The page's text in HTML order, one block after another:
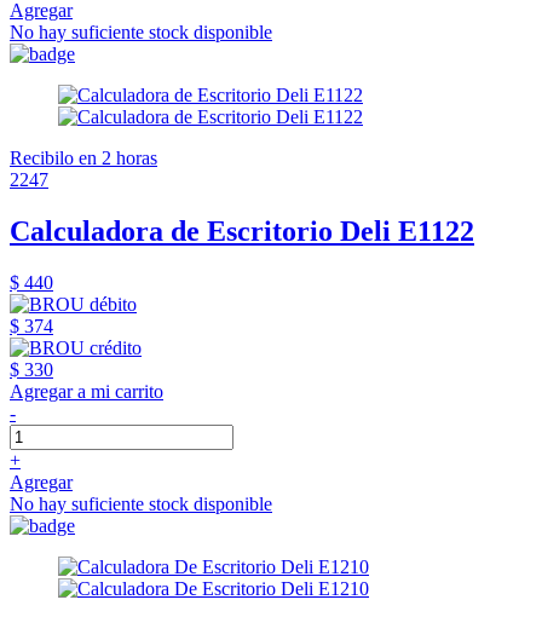
Agregar
No hay suficiente stock disponible
Recibilo en 2 horas
2247
Calculadora de Escritorio Deli E1122
$ 440
$ 374
$ 330
Agregar a mi carrito
-
+
Agregar
No hay suficiente stock disponible